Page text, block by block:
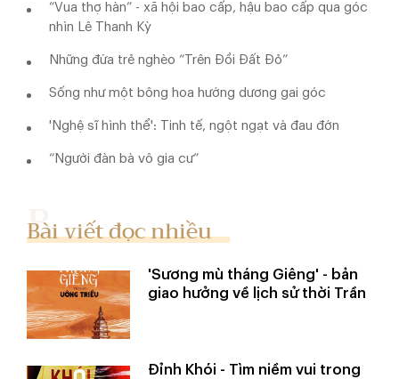
“Vua thợ hàn” - xã hội bao cấp, hậu bao cấp qua góc
nhìn Lê Thanh Kỳ
Những đứa trẻ nghèo “Trên Đồi Đất Đỏ”
Sống như một bông hoa hướng dương gai góc
'Nghệ sĩ hình thể': Tinh tế, ngột ngạt và đau đớn
“Người đàn bà vô gia cư”
Bài viết đọc nhiều
'Sương mù tháng Giêng' - bản
giao hưởng về lịch sử thời Trần
Đỉnh Khói - Tìm niềm vui trong